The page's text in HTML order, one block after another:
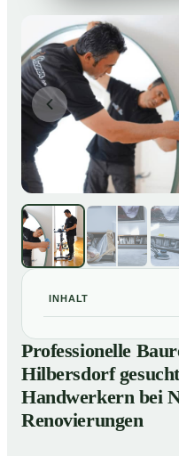
INHALT
01 Professionelle
gesucht: Wir reinigen
Neubau- Umbau oder
02Baureinigung in
Einsatz
Professionelle
Hilbersdorf
Handwerkern bei
Renovierungen